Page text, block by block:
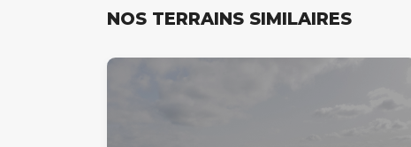
NOS TERRAINS SIMILAIRES